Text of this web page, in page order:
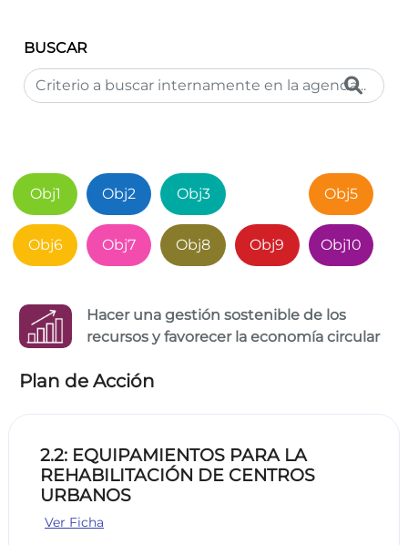
BUSCAR
Obj1 Obj2 Obj3 Obj5
Obj6 Obj7 Obj8 Obj9 Obj10
Hacer una gestión sostenible de los
recursos y favorecer la economía circular
Plan de Acción
2.2: EQUIPAMIENTOS PARA LA
REHABILITACIÓN DE CENTROS
URBANOS
Ver Ficha